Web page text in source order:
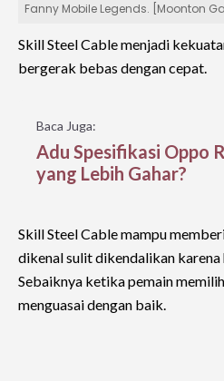
Fanny Mobile Legends. [Moonton
Skill Steel Cable menjadi
bergerak bebas dengan cepat.
Baca Juga:
Adu Spesifikasi Oppo
yang Lebih Gahar?
Skill Steel Cable mampu
dikenal sulit dikendalikan karena
Sebaiknya ketika pemain
menguasai dengan baik.